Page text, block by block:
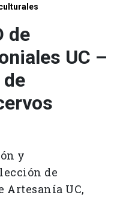
de
UC –
y
de
Artesanía UC,